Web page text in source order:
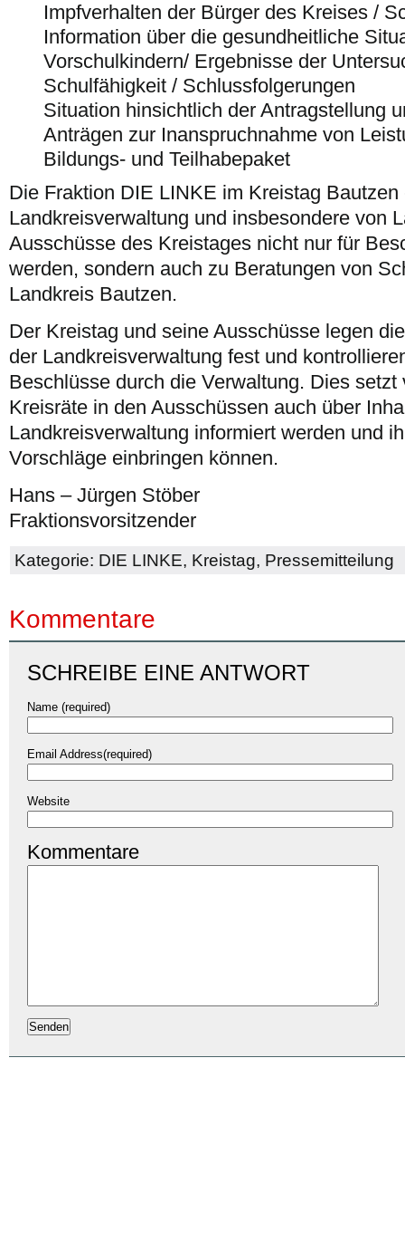
Impfverhalten der Bürger des Kreises /
Information über die gesundheitliche
Vorschulkindern/ Ergebnisse der
Schulfähigkeit / Schlussfolgerungen
Situation hinsichtlich der Antragstellung
Anträgen zur Inanspruchnahme von
Bildungs- und Teilhabepaket
Die Fraktion DIE LINKE im Kreistag Bautzen
Landkreisverwaltung und insbesondere von
Ausschüsse des Kreistages nicht nur für
werden, sondern auch zu Beratungen von
Landkreis Bautzen.
Der Kreistag und seine Ausschüsse legen
der Landkreisverwaltung fest und
Beschlüsse durch die Verwaltung. Dies setzt
Kreisräte in den Ausschüssen auch über
Landkreisverwaltung informiert werden und
Vorschläge einbringen können.
Hans – Jürgen Stöber
Fraktionsvorsitzender
Kategorie: DIE LINKE, Kreistag, Pressemitteilung
Kommentare
SCHREIBE EINE ANTWORT
Name (required)
Email Address(required)
Website
Kommentare